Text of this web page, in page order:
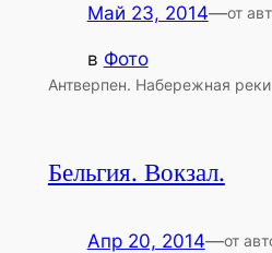
Май 23, 2014—от
в Фото
Антверпен. Набережная
Бельгия. Вокзал.
Апр 20, 2014—от